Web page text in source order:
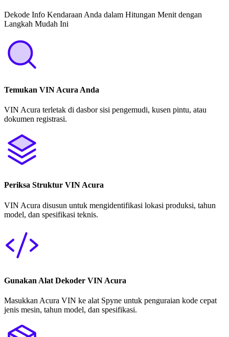
Dekode Info Kendaraan Anda dalam Hitungan Menit dengan
Langkah Mudah Ini
Temukan VIN Acura Anda
VIN Acura terletak di dasbor sisi pengemudi, kusen pintu, atau
dokumen registrasi.
Periksa Struktur VIN Acura
VIN Acura disusun untuk mengidentifikasi lokasi produksi, tahun
model, dan spesifikasi teknis.
Gunakan Alat Dekoder VIN Acura
Masukkan Acura VIN ke alat Spyne untuk penguraian kode cepat
jenis mesin, tahun model, dan spesifikasi.